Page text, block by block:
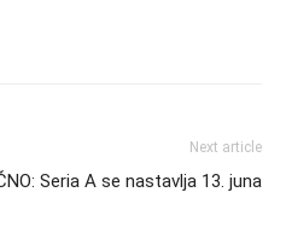
Next article
Seria A se nastavlja 13. juna